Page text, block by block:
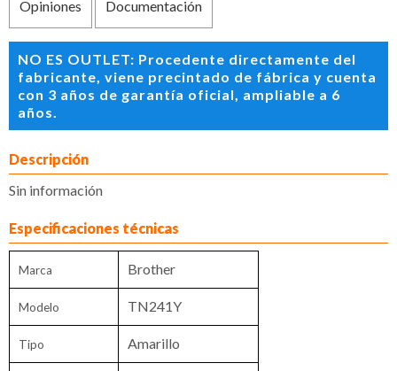
Opiniones Documentación
NO ES OUTLET: Procedente directamente del
fabricante, viene precintado de fábrica y cuenta
con 3 años de garantía oficial, ampliable a 6
años.
Descripción
Sin información
Especificaciones técnicas
Marca Brother
Modelo TN241Y
Tipo Amarillo